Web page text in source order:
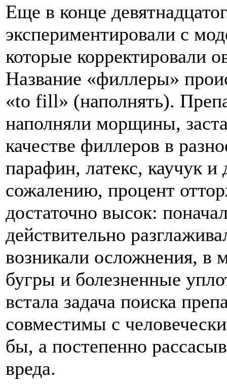
Еще в конце
экспериментировали с
которые корректировали
Название «филлеры»
«to fill» (наполнять).
наполняли морщины,
качестве филлеров в
парафин, латекс, каучук
сожалению, процент
достаточно высок:
действительно
возникали осложнения, в
бугры и болезненные
встала задача поиска
совместимы с
бы, а постепенно
вреда.